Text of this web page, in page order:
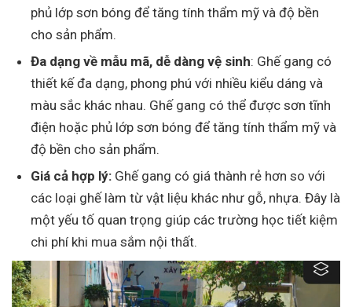
phủ lớp sơn bóng để tăng tính thẩm mỹ và độ bền
cho sản phẩm.
Đa dạng về mẫu mã, dễ dàng vệ sinh: Ghế gang có
thiết kế đa dạng, phong phú với nhiều kiểu dáng và
màu sắc khác nhau. Ghế gang có thể được sơn tĩnh
điện hoặc phủ lớp sơn bóng để tăng tính thẩm mỹ và
độ bền cho sản phẩm.
Giá cả hợp lý: Ghế gang có giá thành rẻ hơn so với
các loại ghế làm từ vật liệu khác như gỗ, nhựa. Đây là
một yếu tố quan trọng giúp các trường học tiết kiệm
chi phí khi mua sắm nội thất.